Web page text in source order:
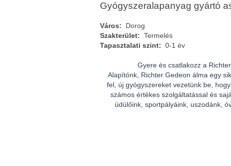
Gyógyszeralapanyag gyártó
Város: Dorog
Szakterület: Termelés
Tapasztalati szint: 0-1 év
Gyere és csatlakozz a
Alapítónk, Richter Gedeon álma egy
fel, új gyógyszereket vezetünk be,
számos értékes szolgáltatással és
üdülőink, sportpályáink, uszodánk,